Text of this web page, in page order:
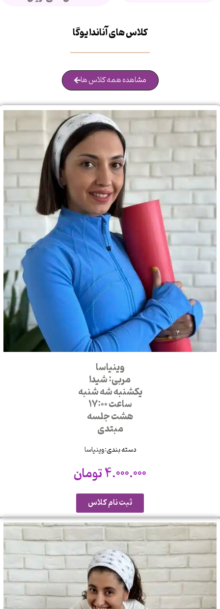
کلاس های آناندا یوگا
مشاهده همه کلاس ها
وینیاسا
مربی: شیدا
یکشنبه شه شنبه
ساعت 17:00
هشت جلسه
مبتدی
دسته بندی:وینیاسا
4.000.000تومان
ثبت نام کلاس